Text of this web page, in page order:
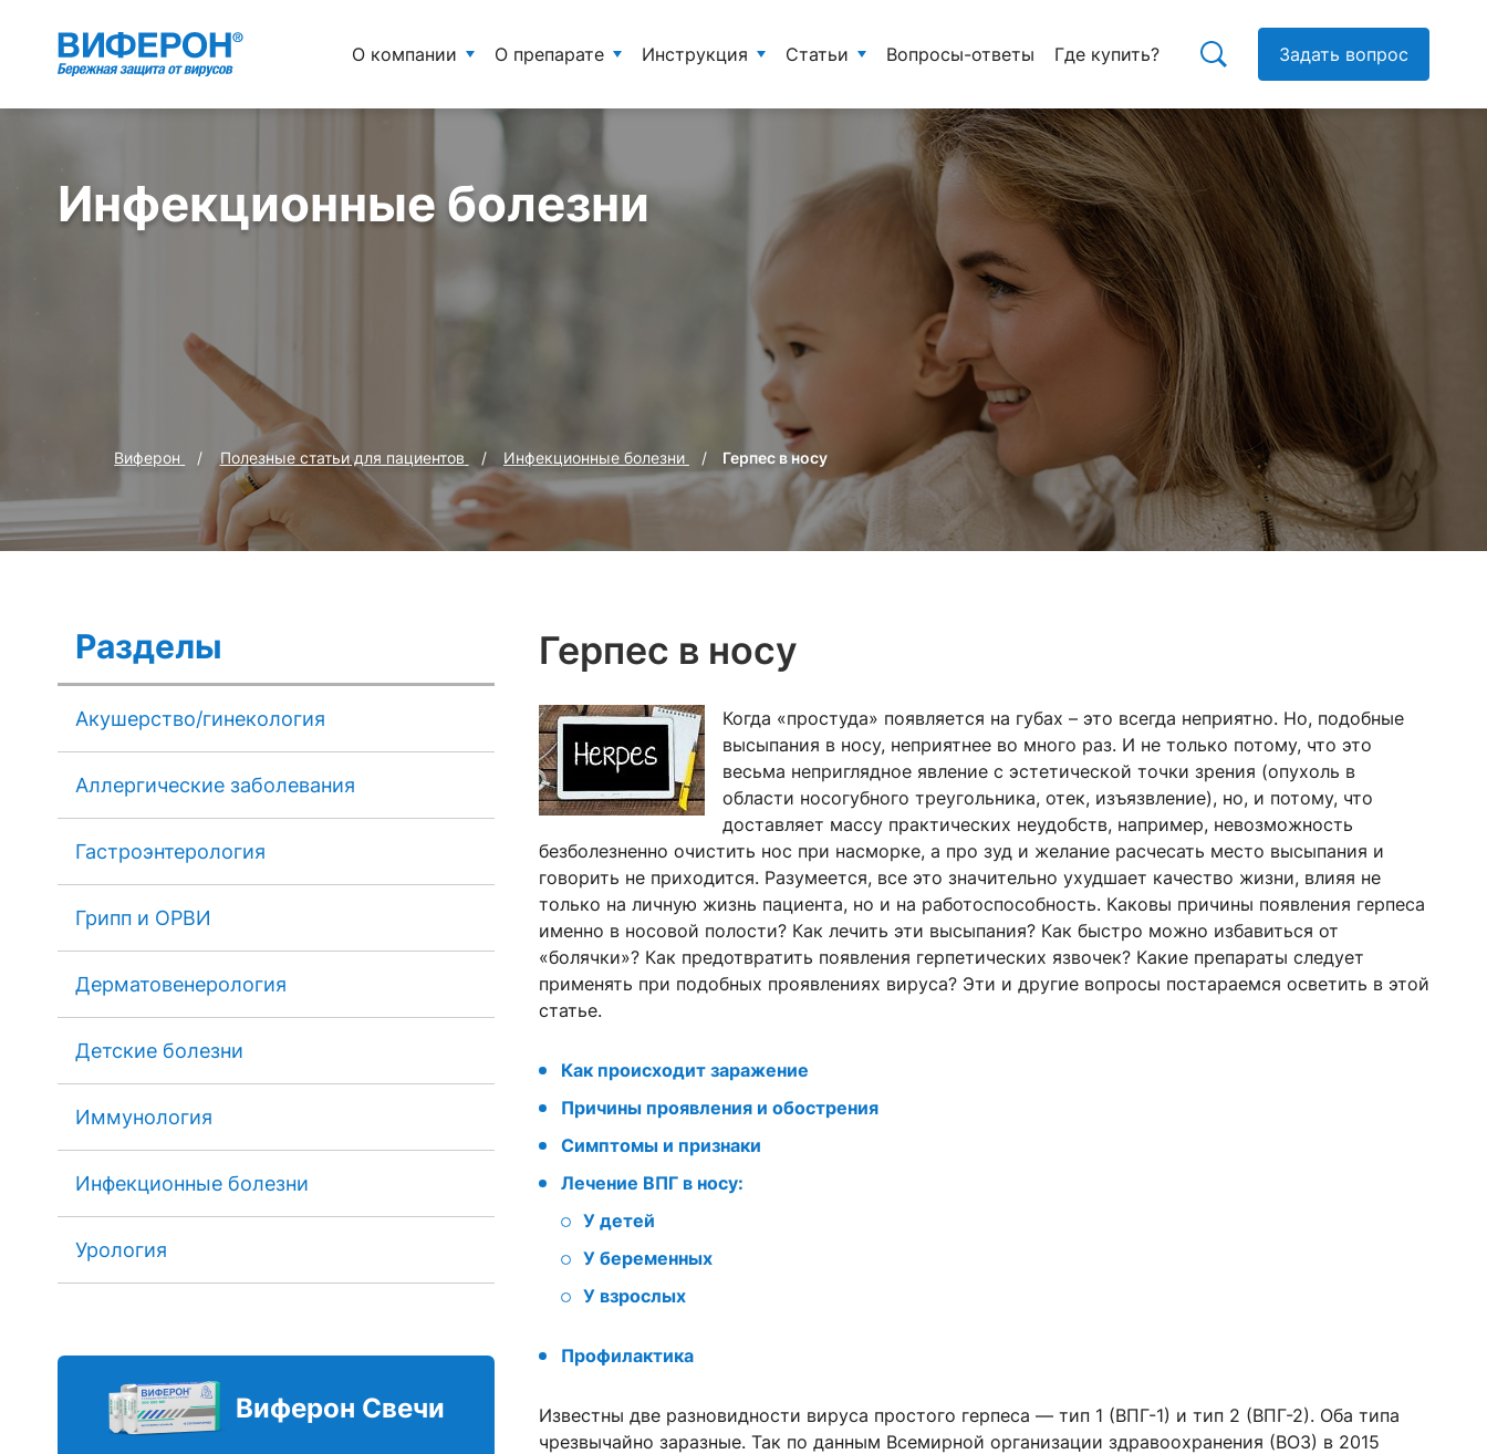
О компании О препарате Инструкция Статьи Вопросы-ответы Где купить? Задать вопрос
Инфекционные болезни
Виферон Полезные статьи для пациентов Инфекционные болезни Герпес в носу
Разделы
Акушерство/гинекология
Аллергические заболевания
Гастроэнтерология
Грипп и ОРВИ
Дерматовенерология
Детские болезни
Иммунология
Инфекционные болезни
Урология
Виферон Свечи
Герпес в носу
Когда «простуда» появляется на губах – это всегда неприятно. Но, подобные
высыпания в носу, неприятнее во много раз. И не только потому, что это
весьма неприглядное явление с эстетической точки зрения (опухоль в
области носогубного треугольника, отек, изъязвление), но, и потому, что
доставляет массу практических неудобств, например, невозможность
безболезненно очистить нос при насморке, а про зуд и желание расчесать место высыпания и
говорить не приходится. Разумеется, все это значительно ухудшает качество жизни, влияя не
только на личную жизнь пациента, но и на работоспособность. Каковы причины появления герпеса
именно в носовой полости? Как лечить эти высыпания? Как быстро можно избавиться от
«болячки»? Как предотвратить появления герпетических язвочек? Какие препараты следует
применять при подобных проявлениях вируса? Эти и другие вопросы постараемся осветить в этой
статье.
Как происходит заражение
Причины проявления и обострения
Симптомы и признаки
Лечение ВПГ в носу:
У детей
У беременных
У взрослых
Профилактика
Известны две разновидности вируса простого герпеса — тип 1 (ВПГ-1) и тип 2 (ВПГ-2). Оба типа
чрезвычайно заразные. Так по данным Всемирной организации здравоохранения (ВОЗ) в 2015